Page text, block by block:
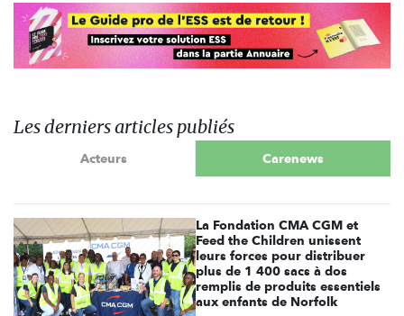
Les derniers articles publiés
Acteurs Carenews
La Fondation CMA CGM et
Feed the Children unissent
leurs forces pour distribuer
plus de 1 400 sacs à dos
remplis de produits essentiels
aux enfants de Norfolk